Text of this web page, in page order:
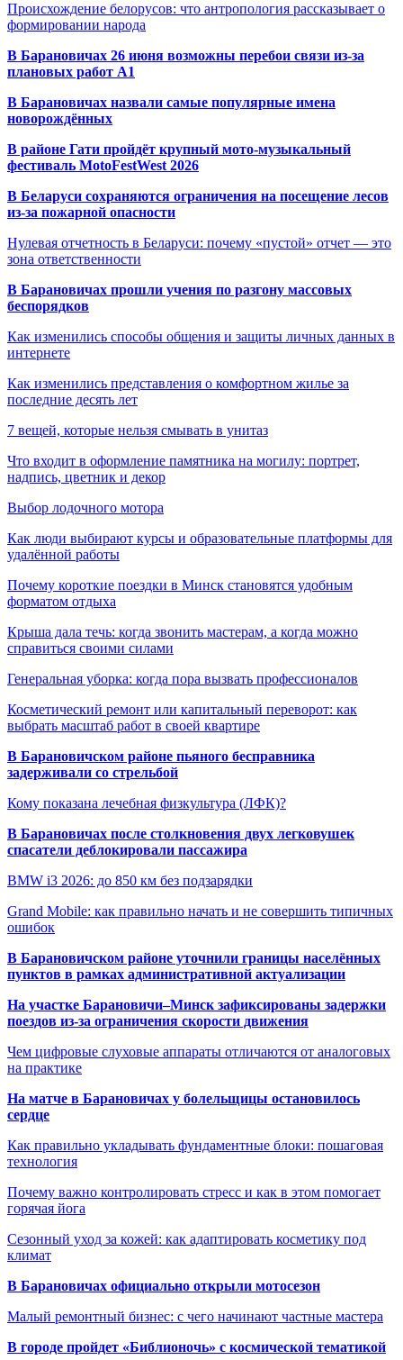
Происхождение белорусов: что антропология рассказывает о
формировании народа
В Барановичах 26 июня возможны перебои связи из-за
плановых работ A1
В Барановичах назвали самые популярные имена
новорождённых
В районе Гати пройдёт крупный мото-музыкальный
фестиваль MotoFestWest 2026
В Беларуси сохраняются ограничения на посещение лесов
из-за пожарной опасности
Нулевая отчетность в Беларуси: почему «пустой» отчет — это
зона ответственности
В Барановичах прошли учения по разгону массовых
беспорядков
Как изменились способы общения и защиты личных данных в
интернете
Как изменились представления о комфортном жилье за
последние десять лет
7 вещей, которые нельзя смывать в унитаз
Что входит в оформление памятника на могилу: портрет,
надпись, цветник и декор
Выбор лодочного мотора
Как люди выбирают курсы и образовательные платформы для
удалённой работы
Почему короткие поездки в Минск становятся удобным
форматом отдыха
Крыша дала течь: когда звонить мастерам, а когда можно
справиться своими силами
Генеральная уборка: когда пора вызвать профессионалов
Косметический ремонт или капитальный переворот: как
выбрать масштаб работ в своей квартире
В Барановичском районе пьяного бесправника
задерживали со стрельбой
Кому показана лечебная физкультура (ЛФК)?
В Барановичах после столкновения двух легковушек
спасатели деблокировали пассажира
BMW i3 2026: до 850 км без подзарядки
Grand Mobile: как правильно начать и не совершить типичных
ошибок
В Барановичском районе уточнили границы населённых
пунктов в рамках административной актуализации
На участке Барановичи–Минск зафиксированы задержки
поездов из-за ограничения скорости движения
Чем цифровые слуховые аппараты отличаются от аналоговых
на практике
На матче в Барановичах у болельщицы остановилось
сердце
Как правильно укладывать фундаментные блоки: пошаговая
технология
Почему важно контролировать стресс и как в этом помогает
горячая йога
Сезонный уход за кожей: как адаптировать косметику под
климат
В Барановичах официально открыли мотосезон
Малый ремонтный бизнес: с чего начинают частные мастера
В городе пройдет «Библионочь» с космической тематикой